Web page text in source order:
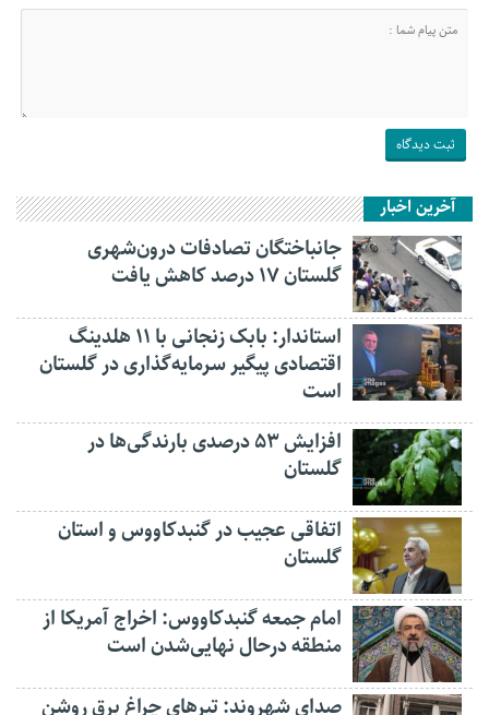
آخرین اخبار
جانباختگان تصادفات درون‌شهری
گلستان ۱۷ درصد کاهش یافت
استاندار: بابک زنجانی با ۱۱ هلدینگ
اقتصادی پیگیر سرمایه‌گذاری در گلستان
است
افزایش ۵۳ درصدی بارندگی‌ها در
گلستان
اتفاقی عجیب در‌ گنبدکاووس و استان
گلستان
امام جمعه گنبدکاووس: اخراج آمریکا از
منطقه درحال نهایی‌شدن است
صدای شهروند: تیرهای چراغ برق روشن